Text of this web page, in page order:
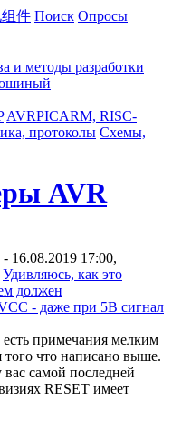
件 Поиск Опросы
и методы разработки
AVRPICARM, RISC-
протоколы Схемы,
AVR
16.08.2019 17:00,
Удивляюсь, как это
должен
- даже при 5В сигнал
примечания мелким
что написано выше.
самой последней
RESET имеет